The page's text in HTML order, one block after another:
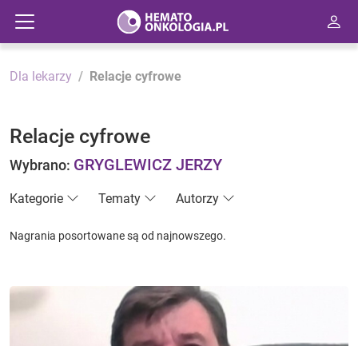
Dla lekarzy Relacje cyfrowe
Relacje cyfrowe
Wybrano: GRYGLEWICZ JERZY
Kategorie Tematy Autorzy
Nagrania posortowane są od najnowszego.